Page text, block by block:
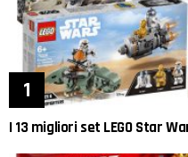
I 13 migliori set LEGO Star